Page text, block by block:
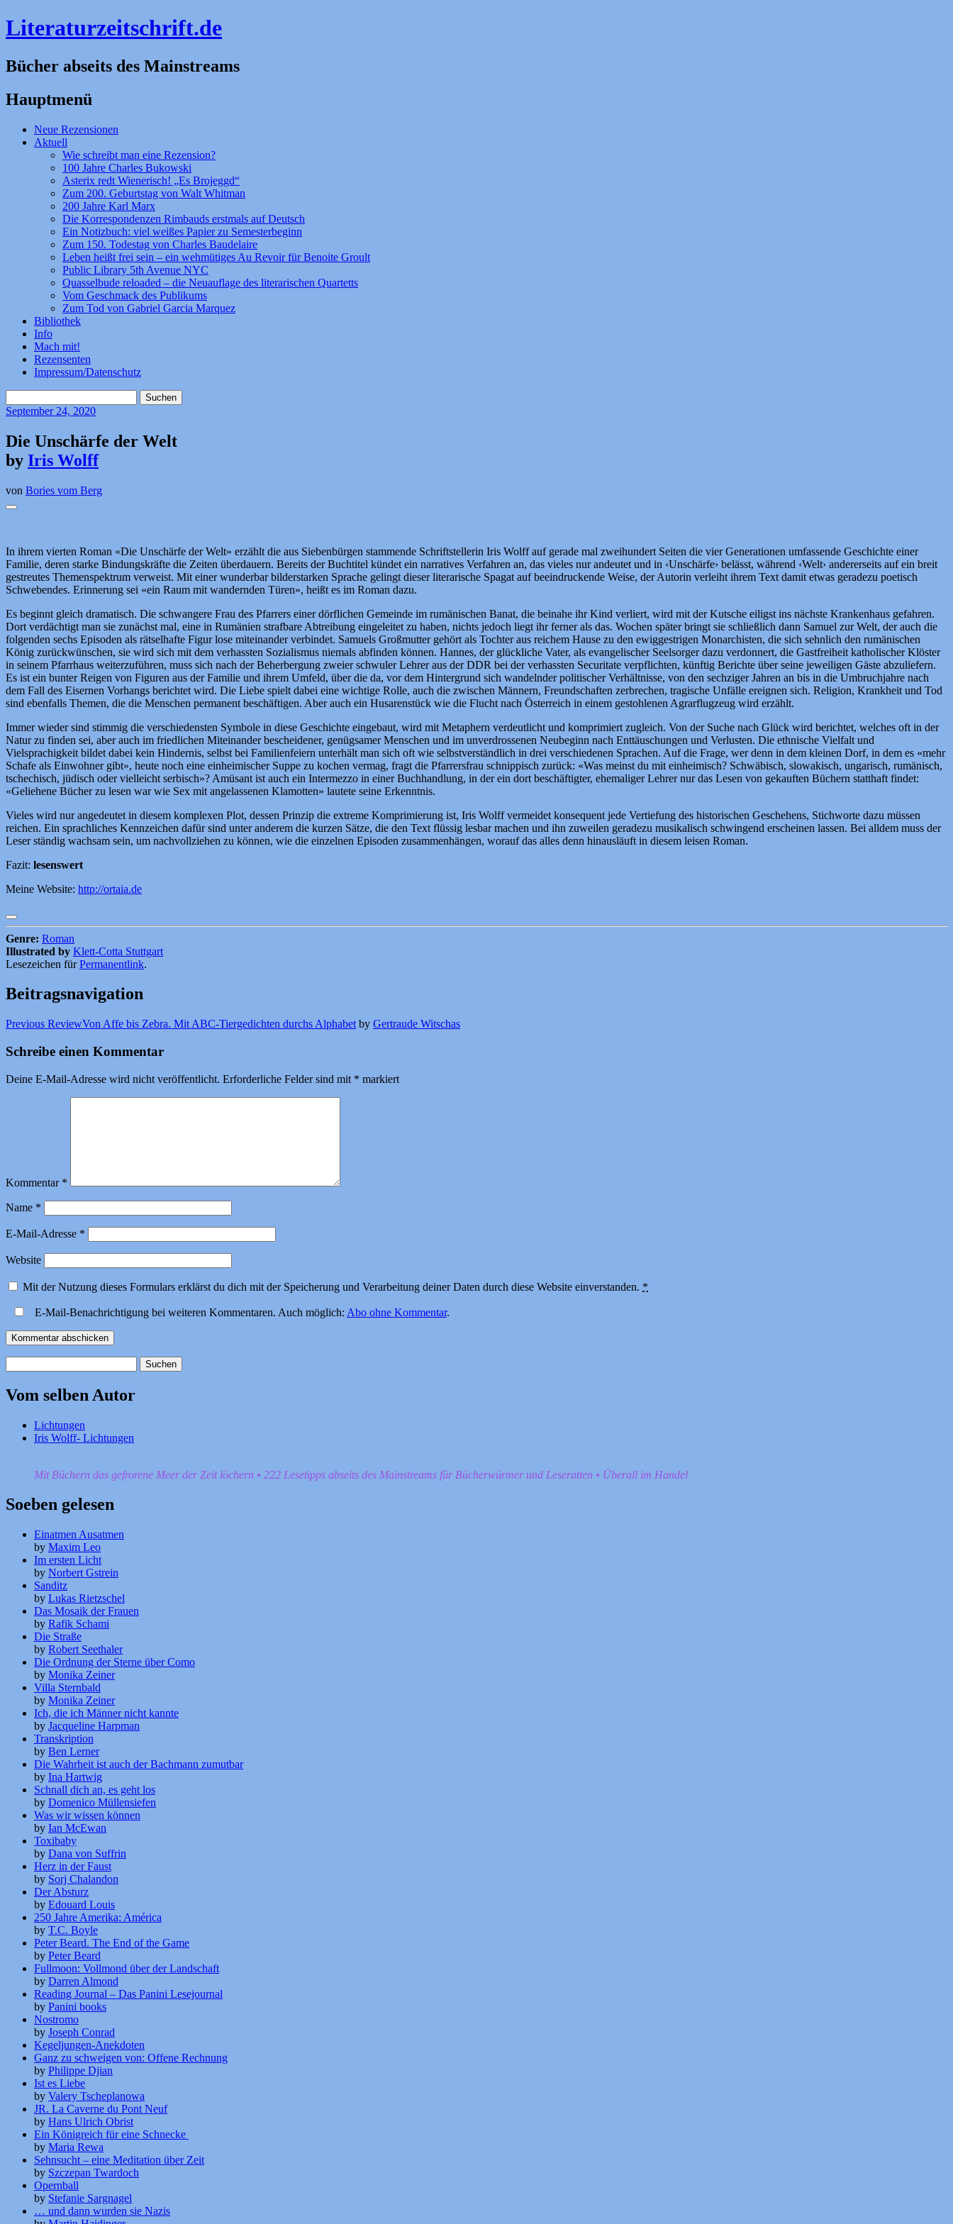
Literaturzeitschrift.de
Bücher abseits des Mainstreams
Hauptmenü
Zum
Inhalt
Neue Rezensionen
Aktuell
Wie schreibt man eine Rezension?
100 Jahre Charles Bukowski
Asterix redt Wienerisch! „Es Brojeggd“
Zum 200. Geburtstag von Walt Whitman
200 Jahre Karl Marx
Die Korrespondenzen Rimbauds erstmals auf Deutsch
Ein Notizbuch: viel weißes Papier zu Semesterbeginn
Zum 150. Todestag von Charles Baudelaire
Leben heißt frei sein – ein wehmütiges Au Revoir für Benoite Groult
Public Library 5th Avenue NYC
Quasselbude reloaded – die Neuauflage des literarischen Quartetts
Vom Geschmack des Publikums
Zum Tod von Gabriel Garcia Marquez
Bibliothek
Info
Mach mit!
Rezensenten
Impressum/Datenschutz
nach:
September24, 2020
Die Unschärfe der Welt
by Iris Wolff
von Bories vom Berg
In ihrem vierten Roman «Die Unschärfe der Welt» erzählt die aus Siebenbürgen stammende Schriftstellerin Iris Wolff auf gerade mal zweihundert Seiten die vier Generationen umfassende Geschichte einer
Familie, deren starke Bindungskräfte die Zeiten überdauern. Bereits der Buchtitel kündet ein narratives Verfahren an, das vieles nur andeutet und in ‹Unschärfe› belässt, während ‹Welt› andererseits auf ein breit
gestreutes Themenspektrum verweist. Mit einer wunderbar bilderstarken Sprache gelingt dieser literarische Spagat auf beeindruckende Weise, der Autorin verleiht ihrem Text damit etwas geradezu poetisch
Schwebendes. Erinnerung sei «ein Raum mit wandernden Türen», heißt es im Roman dazu.
Es beginnt gleich dramatisch. Die schwangere Frau des Pfarrers einer dörflichen Gemeinde im rumänischen Banat, die beinahe ihr Kind verliert, wird mit der Kutsche eiligst ins nächste Krankenhaus gefahren.
Dort verdächtigt man sie zunächst mal, eine in Rumänien strafbare Abtreibung eingeleitet zu haben, nichts jedoch liegt ihr ferner als das. Wochen später bringt sie schließlich dann Samuel zur Welt, der auch die
folgenden sechs Episoden als rätselhafte Figur lose miteinander verbindet. Samuels Großmutter gehört als Tochter aus reichem Hause zu den ewiggestrigen Monarchisten, die sich sehnlich den rumänischen
König zurückwünschen, sie wird sich mit dem verhassten Sozialismus niemals abfinden können. Hannes, der glückliche Vater, als evangelischer Seelsorger dazu verdonnert, die Gastfreiheit katholischer Klöster
in seinem Pfarrhaus weiterzuführen, muss sich nach der Beherbergung zweier schwuler Lehrer aus der DDR bei der verhassten Securitate verpflichten, künftig Berichte über seine jeweiligen Gäste abzuliefern.
Es ist ein bunter Reigen von Figuren aus der Familie und ihrem Umfeld, über die da, vor dem Hintergrund sich wandelnder politischer Verhältnisse, von den sechziger Jahren an bis in die Umbruchjahre nach
dem Fall des Eisernen Vorhangs berichtet wird. Die Liebe spielt dabei eine wichtige Rolle, auch die zwischen Männern, Freundschaften zerbrechen, tragische Unfälle ereignen sich. Religion, Krankheit und Tod
sind ebenfalls Themen, die die Menschen permanent beschäftigen. Aber auch ein Husarenstück wie die Flucht nach Österreich in einem gestohlenen Agrarflugzeug wird erzählt.
Immer wieder sind stimmig die verschiedensten Symbole in diese Geschichte eingebaut, wird mit Metaphern verdeutlicht und komprimiert zugleich. Von der Suche nach Glück wird berichtet, welches oft in der
Natur zu finden sei, aber auch im friedlichen Miteinander bescheidener, genügsamer Menschen und im unverdrossenen Neubeginn nach Enttäuschungen und Verlusten. Die ethnische Vielfalt und
Vielsprachigkeit bildet dabei kein Hindernis, selbst bei Familienfeiern unterhält man sich oft wie selbstverständlich in drei verschiedenen Sprachen. Auf die Frage, wer denn in dem kleinen Dorf, in dem es «mehr
Schafe als Einwohner gibt», heute noch eine einheimischer Suppe zu kochen vermag, fragt die Pfarrersfrau schnippisch zurück: «Was meinst du mit einheimisch? Schwäbisch, slowakisch, ungarisch, rumänisch,
tschechisch, jüdisch oder vielleicht serbisch»? Amüsant ist auch ein Intermezzo in einer Buchhandlung, in der ein dort beschäftigter, ehemaliger Lehrer nur das Lesen von gekauften Büchern statthaft findet:
«Geliehene Bücher zu lesen war wie Sex mit angelassenen Klamotten» lautete seine Erkenntnis.
Vieles wird nur angedeutet in diesem komplexen Plot, dessen Prinzip die extreme Komprimierung ist, Iris Wolff vermeidet konsequent jede Vertiefung des historischen Geschehens, Stichworte dazu müssen
reichen. Ein sprachliches Kennzeichen dafür sind unter anderem die kurzen Sätze, die den Text flüssig lesbar machen und ihn zuweilen geradezu musikalisch schwingend erscheinen lassen. Bei alldem muss der
Leser ständig wachsam sein, um nachvollziehen zu können, wie die einzelnen Episoden zusammenhängen, worauf das alles denn hinausläuft in diesem leisen Roman.
Fazit: lesenswert
Meine Website: http://ortaia.de
Genre: Roman
Illustrated by Klett-Cotta Stuttgart
Lesezeichen fürPermanentlink.
Beitragsnavigation
Previous ReviewVon Affe bis Zebra. Mit ABC-Tiergedichten durchs Alphabet by Gertraude Witschas
Schreibe einen Kommentar
Deine E-Mail-Adresse wird nicht veröffentlicht. Erforderliche Felder sind mit * markiert
Kommentar *
Name *
E-Mail-Adresse *
Website
Mit der Nutzung dieses Formulars erklärst du dich mit der Speicherung und Verarbeitung deiner Daten durch diese Website einverstanden. *
E-Mail-Benachrichtigung bei weiteren Kommentaren. Auch möglich: Abo ohne Kommentar.
nach:
Vom selben Autor
Lichtungen
Iris Wolff- Lichtungen
Mit Büchern das gefrorene Meer der Zeit löchern • 222 Lesetipps abseits des Mainstreams für Bücherwürmer und Leseratten • Überall im Handel
Soeben gelesen
Einatmen Ausatmen
by Maxim Leo
Im ersten Licht
by Norbert Gstrein
Sanditz
by Lukas Rietzschel
Das Mosaik der Frauen
by Rafik Schami
Die Straße
by Robert Seethaler
Die Ordnung der Sterne über Como
by Monika Zeiner
Villa Sternbald
by Monika Zeiner
Ich, die ich Männer nicht kannte
by Jacqueline Harpman
Transkription
by Ben Lerner
Die Wahrheit ist auch der Bachmann zumutbar
by Ina Hartwig
Schnall dich an, es geht los
by Domenico Müllensiefen
Was wir wissen können
by Ian McEwan
Toxibaby
by Dana von Suffrin
Herz in der Faust
by Sorj Chalandon
Der Absturz
by Edouard Louis
250 Jahre Amerika: América
by T.C. Boyle
Peter Beard. The End of the Game
by Peter Beard
Fullmoon: Vollmond über der Landschaft
by Darren Almond
Reading Journal – Das Panini Lesejournal
by Panini books
Nostromo
by Joseph Conrad
Kegeljungen-Anekdoten
Ganz zu schweigen von: Offene Rechnung
by Philippe Djian
Ist es Liebe
by Valery Tscheplanowa
JR. La Caverne du Pont Neuf
by Hans Ulrich Obrist
Ein Königreich für eine Schnecke
by Maria Rewa
Sehnsucht – eine Meditation über Zeit
by Szczepan Twardoch
Opernball
by Stefanie Sargnagel
… und dann wurden sie Nazis